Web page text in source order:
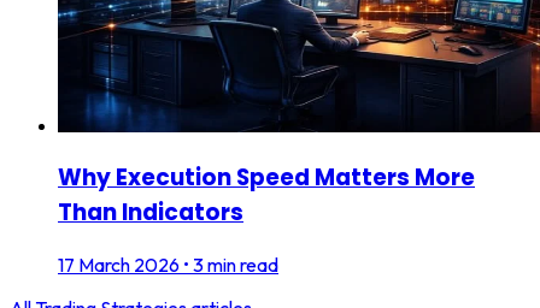
Why Execution Speed Matters More
Than Indicators
17 March 2026 • 3 min read